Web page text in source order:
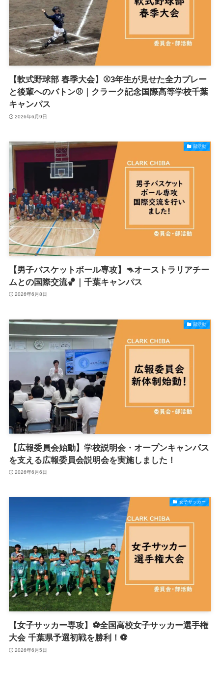
【軟式野球部 春季大会】⚾3年生が見せた全力プレー
と後輩へのバトン⚾｜クラーク記念国際高等学校千葉
キャンパス
2026年6月9日
部活動
【男子バスケットボール専攻】🦘オーストラリアチー
ムとの国際交流🏀｜千葉キャンパス
2026年6月8日
部活動
【広報委員会始動】学校説明会・オープンキャンパス
を支える広報委員会説明会を実施しました！
2026年6月6日
女子サッカー
【女子サッカー専攻】⚽全国高校女子サッカー選手権
大会 千葉県予選初戦を勝利！⚽
2026年6月5日